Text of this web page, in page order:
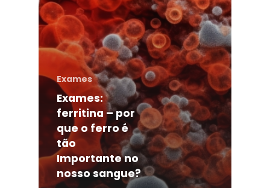
Exames
Exames:
ferritina – por
que o ferro é
tão
Importante no
nosso sangue?